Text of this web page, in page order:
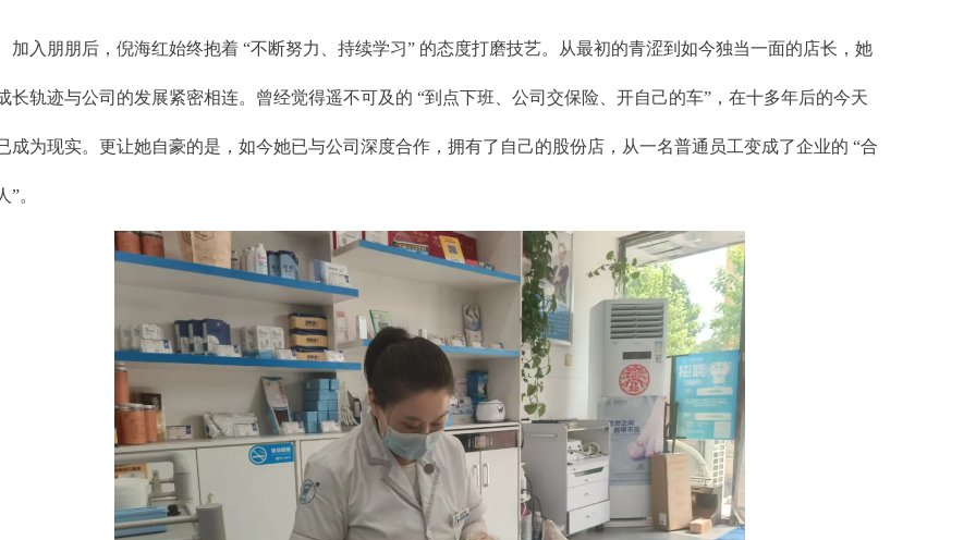
加入朋朋后，倪海红始终抱着 “不断努力、持续学习” 的态度打磨技艺。从最初的青涩到如今独当一面的店长，她
长轨迹与公司的发展紧密相连。曾经觉得遥不可及的 “到点下班、公司交保险、开自己的车”，在十多年后的今天
成为现实。更让她自豪的是，如今她已与公司深度合作，拥有了自己的股份店，从一名普通员工变成了企业的 “合
”。